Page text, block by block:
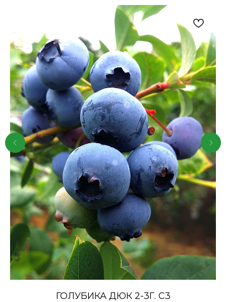
ГОЛУБИКА ДЮК 2-3Г. С3